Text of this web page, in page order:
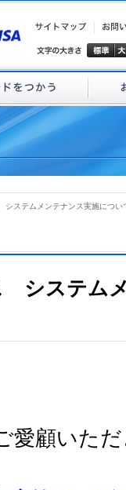
ステムメンテナンス実施につい
システム
愛顧いた